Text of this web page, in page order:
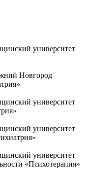
университет
Новгород
университет
университет
университет
«Психотерапия»